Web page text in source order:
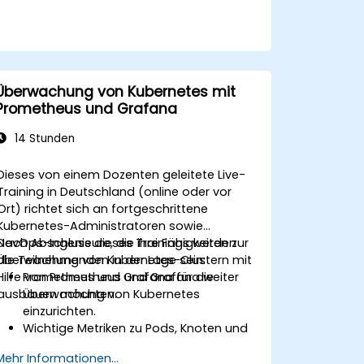
von Kubernetes mit
und Grafana
14 Stunden
von einem Dozenten geleitete Live-
in Deutschland (online oder vor
richtet sich an fortgeschrittene
Administratoren sowie
Ingenieure, die ihre Fähigkeiten zur
von Kubernetes-Clustern mit
von Prometheus und Grafana weiter
möchten.
Abschluss dieses Trainings werden
Teilnehmenden in der Lage sein:
Prometheus und Grafana für die
Überwachung von Kubernetes
einzurichten.
Wichtige Metriken zu Pods, Knoten und
Informationen...